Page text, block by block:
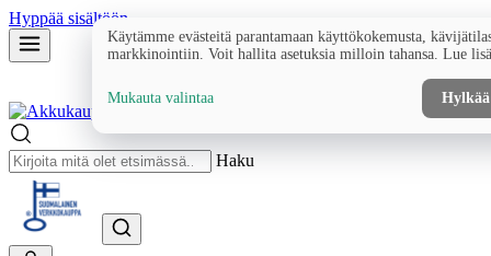
Hyppää sisältöön
Haku
Käytämme evästeitä parantamaan käyttökokemusta,
markkinointiin. Voit hallita asetuksia milloin tahansa. Lue
Mukauta valintaa Hylkää